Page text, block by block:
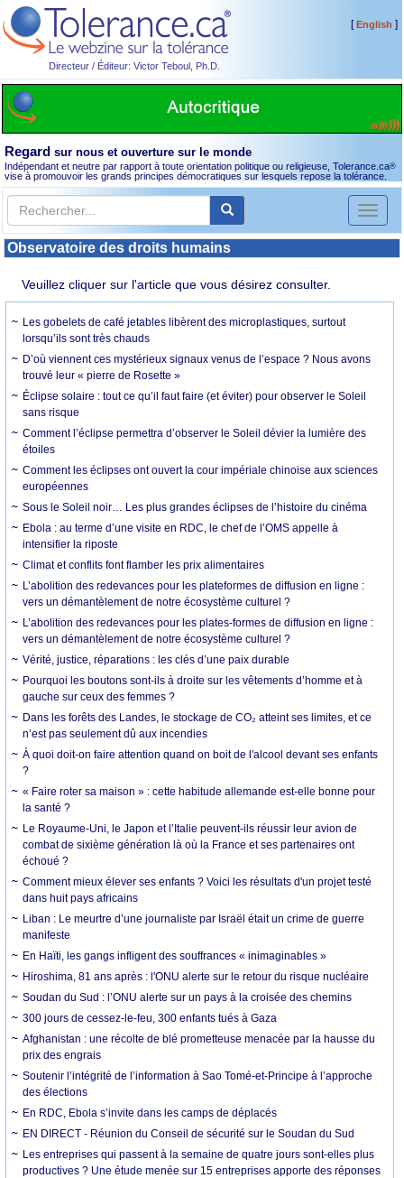
Directeur / Éditeur: Victor Teboul, Ph.D.
[English ]
Regard sur nous et ouverture sur le monde
Indépendant et neutre par rapport à toute orientation politique ou religieuse, Tolerance.ca®
vise à promouvoir les grands principes démocratiques sur lesquels repose la tolérance.
Toggle
Observatoire des droits humains
Veuillez cliquer sur l'article que vous désirez consulter.
Les gobelets de café jetables libèrent des microplastiques, surtout
lorsqu’ils sont très chauds
D’où viennent ces mystérieux signaux venus de l’espace ? Nous avons
trouvé leur « pierre de Rosette »
Éclipse solaire : tout ce qu’il faut faire (et éviter) pour observer le Soleil
sans risque
Comment l’éclipse permettra d’observer le Soleil dévier la lumière des
étoiles
Comment les éclipses ont ouvert la cour impériale chinoise aux sciences
européennes
Sous le Soleil noir… Les plus grandes éclipses de l’histoire du cinéma
Ebola : au terme d’une visite en RDC, le chef de l’OMS appelle à
intensifier la riposte
Climat et conflits font flamber les prix alimentaires
L’abolition des redevances pour les plateformes de diffusion en ligne :
vers un démantèlement de notre écosystème culturel ?
L’abolition des redevances pour les plates-formes de diffusion en ligne :
vers un démantèlement de notre écosystème culturel ?
Vérité, justice, réparations : les clés d’une paix durable
Pourquoi les boutons sont-ils à droite sur les vêtements d’homme et à
gauche sur ceux des femmes ?
Dans les forêts des Landes, le stockage de CO₂ atteint ses limites, et ce
n’est pas seulement dû aux incendies
À quoi doit-on faire attention quand on boit de l'alcool devant ses enfants
?
« Faire roter sa maison » : cette habitude allemande est-elle bonne pour
la santé ?
Le Royaume-Uni, le Japon et l’Italie peuvent-ils réussir leur avion de
combat de sixième génération là où la France et ses partenaires ont
échoué ?
Comment mieux élever ses enfants ? Voici les résultats d'un projet testé
dans huit pays africains
Liban : Le meurtre d’une journaliste par Israël était un crime de guerre
manifeste
En Haïti, les gangs infligent des souffrances « inimaginables »
Hiroshima, 81 ans après : l'ONU alerte sur le retour du risque nucléaire
Soudan du Sud : l’ONU alerte sur un pays à la croisée des chemins
300 jours de cessez-le-feu, 300 enfants tués à Gaza
Afghanistan : une récolte de blé prometteuse menacée par la hausse du
prix des engrais
Soutenir l’intégrité de l’information à Sao Tomé-et-Principe à l’approche
des élections
En RDC, Ebola s’invite dans les camps de déplacés
EN DIRECT - Réunion du Conseil de sécurité sur le Soudan du Sud
Les entreprises qui passent à la semaine de quatre jours sont-elles plus
productives ? Une étude menée sur 15 entreprises apporte des réponses